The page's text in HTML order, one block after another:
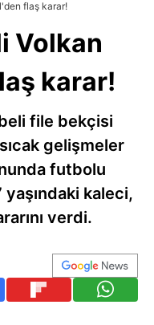
flaş karar!
Volkan
karar!
file bekçisi
gelişmeler
futbolu
yaşındaki kaleci,
verdi.